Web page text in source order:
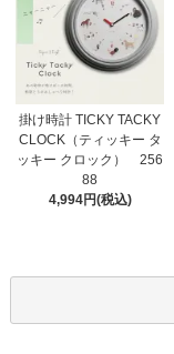
掛け時計 TICKY TACKY
CLOCK（ティッキー タ
ッキー クロック） 256
88
4,994円(税込)